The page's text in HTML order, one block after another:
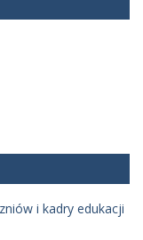
i kadry edukacji